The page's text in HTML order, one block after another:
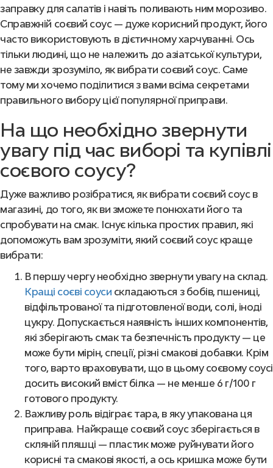
заправку для салатів і навіть поливають ним морозиво.
Справжній соєвий соус — дуже корисний продукт, його
часто використовують в дієтичному харчуванні. Ось
тільки людині, що не належить до азіатської культури,
не завжди зрозуміло, як вибрати соєвий соус. Саме
тому ми хочемо поділитися з вами всіма секретами
правильного вибору цієї популярної приправи.
На що необхідно звернути
увагу під час виборі та купівлі
соєвого соусу?
Дуже важливо розібратися, як вибрати соєвий соус в
магазині, до того, як ви зможете понюхати його та
спробувати на смак. Існує кілька простих правил, які
допоможуть вам зрозуміти, який соєвий соус краще
вибрати:
В першу чергу необхідно звернути увагу на склад.
Кращі соєві соуси складаються з бобів, пшениці,
відфільтрованої та підготовленої води, солі, іноді
цукру. Допускається наявність інших компонентів,
які зберігають смак та безпечність продукту — це
може бути мірін, спеції, різні смакові добавки. Крім
того, варто враховувати, що в цьому соєвому соусі
досить високий вміст білка — не менше 6 г/100 г
готового продукту.
Важливу роль відіграє тара, в яку упакована ця
приправа. Найкраще соєвий соус зберігається в
скляній пляшці — пластик може руйнувати його
корисні та смакові якості, а ось кришка може бути